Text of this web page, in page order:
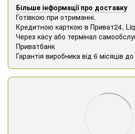
Більше інформації про доставку
Готівкою при отриманні.
Кредитною карткою в Приват24,
Через касу або термінал
Приватбанк
Гарантія виробника від 6 місяців до